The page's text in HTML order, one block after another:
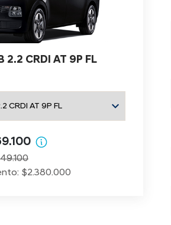
2.2 CRDI AT 9P FL
$2.380.000